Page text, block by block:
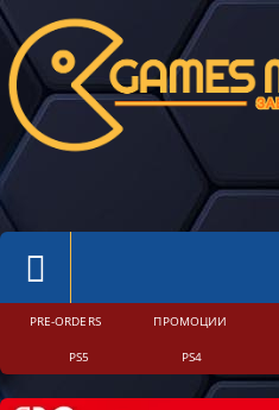
PRE-ORDERS ПРОМОЦИИ
PS5 PS4